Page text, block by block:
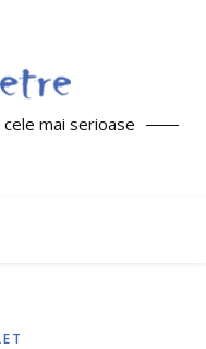
mai serioase